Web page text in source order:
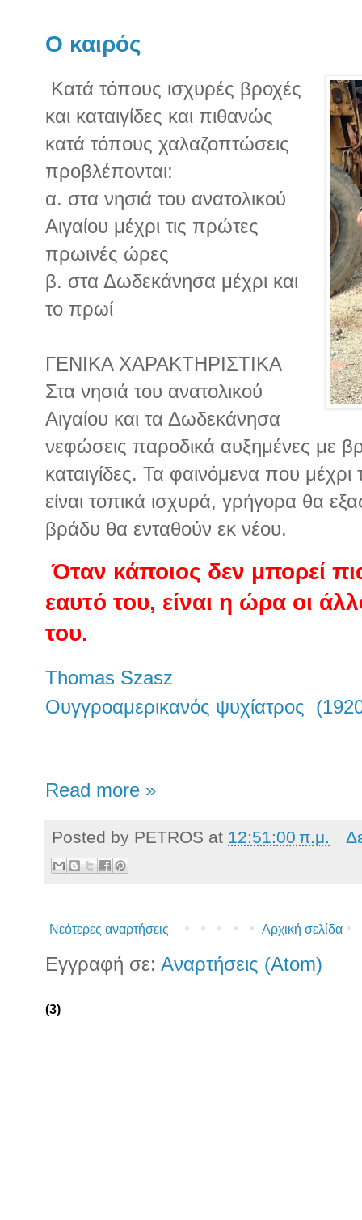
Ο καιρός
Κατά τόπους ισχυρές βροχές
και καταιγίδες και πιθανώς
κατά τόπους χαλαζοπτώσεις
προβλέπονται:
α. στα νησιά του ανατολικού
Αιγαίου μέχρι τις πρώτες
πρωινές ώρες
β. στα Δωδεκάνησα μέχρι και
το πρωί
ΓΕΝΙΚΑ ΧΑΡΑΚΤΗΡΙΣΤΙΚΑ
Στα νησιά του ανατολικού
Αιγαίου και τα Δωδεκάνησα
νεφώσεις παροδικά αυξημένες με
καταιγίδες. Τα φαινόμενα που
είναι τοπικά ισχυρά, γρήγορα θα
βράδυ θα ενταθούν εκ νέου.
Όταν κάποιος δεν μπορεί
εαυτό του, είναι η ώρα οι
του.
Thomas Szasz
Ουγγροαμερικανός ψυχίατρος
Read more »
Posted by PETROS at 12:51:00 π.μ.
Νεότερες αναρτήσεις Αρχική σελίδα
Εγγραφή σε: Αναρτήσεις (Atom)
(3)